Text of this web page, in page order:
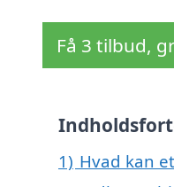
Få 3 tilbud,
1) Hvad kan